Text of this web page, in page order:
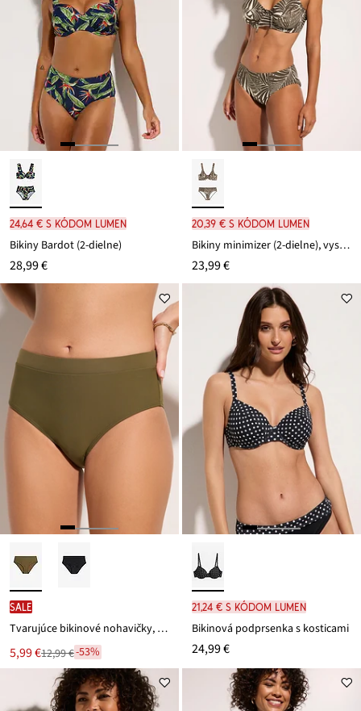
24,64 € s kódom LUMEN
Bikiny Bardot (2-dielne)
28,99 €
20,39 € s kódom LUMEN
Bikiny minimizer (2-dielne), vystužené ramienka
23,99 €
SALE
Tvarujúce bikinové nohavičky, ľahký tvarujúci efekt
Nová
cena
5,99 €
Zľava
12,99 €
12,99 €-53%
21,24 € s kódom LUMEN
Bikinová podprsenka s kosticami
24,99 €